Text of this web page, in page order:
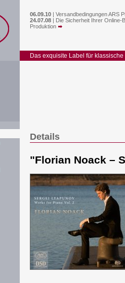
06.09.10 | Versandbedingungen ARS
24.07.08 | Die Sicherheit Ihrer Online-
Produktion
Das exquisite Label für klassische
Details
"Florian Noack –